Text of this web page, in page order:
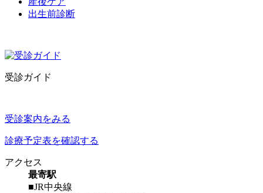
出生前診断
受診ガイド
受診案内をみる
診療予定表を確認する
アクセス
最寄駅
■JR中央線